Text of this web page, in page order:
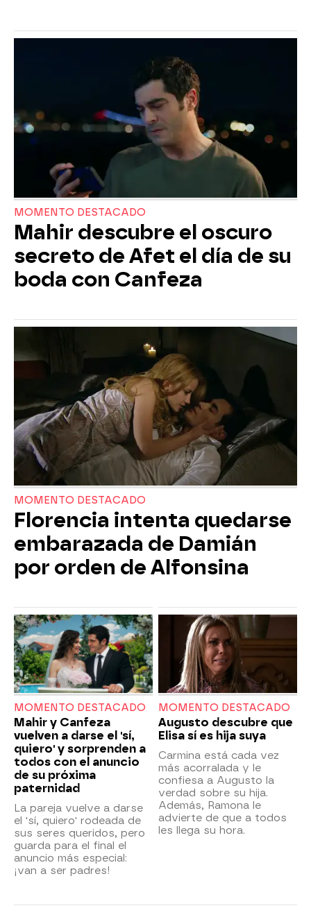
MOMENTO DESTACADO
Mahir descubre el oscuro
secreto de Afet el día de su
boda con Canfeza
MOMENTO DESTACADO
Florencia intenta quedarse
embarazada de Damián
por orden de Alfonsina
MOMENTO DESTACADO
Mahir y Canfeza
vuelven a darse el 'sí,
quiero' y sorprenden a
todos con el anuncio
de su próxima
paternidad
La pareja vuelve a darse
el 'sí, quiero' rodeada de
sus seres queridos, pero
guarda para el final el
anuncio más especial:
¡van a ser padres!
MOMENTO DESTACADO
Augusto descubre que
Elisa sí es hija suya
Carmina está cada vez
más acorralada y le
confiesa a Augusto la
verdad sobre su hija.
Además, Ramona le
advierte de que a todos
les llega su hora.